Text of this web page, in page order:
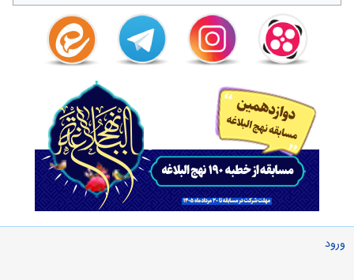
ورود